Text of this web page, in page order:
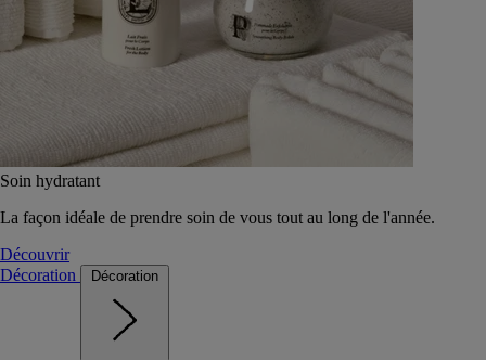
Soin hydratant
La façon idéale de prendre soin de vous tout au long de l'année.
Découvrir
Décoration
Décoration